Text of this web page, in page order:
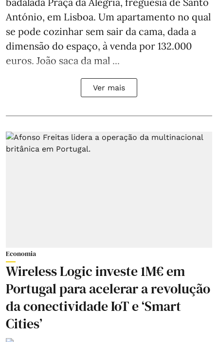
António, em Lisboa. Um apartamento no qual
se pode cozinhar sem sair da cama, dada a
dimensão do espaço, à venda por 132.000
euros. João saca da mal ...
Ver mais
Economia
Wireless Logic investe 1M€ em
Portugal para acelerar a revolução
da conectividade IoT e ‘Smart
Cities’